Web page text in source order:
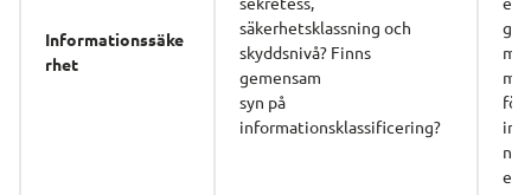
Informationssäke
rhet
säkerhetsklassning och
skyddsnivå? Finns
gemensam
syn på
informationsklassificering?
ma
för